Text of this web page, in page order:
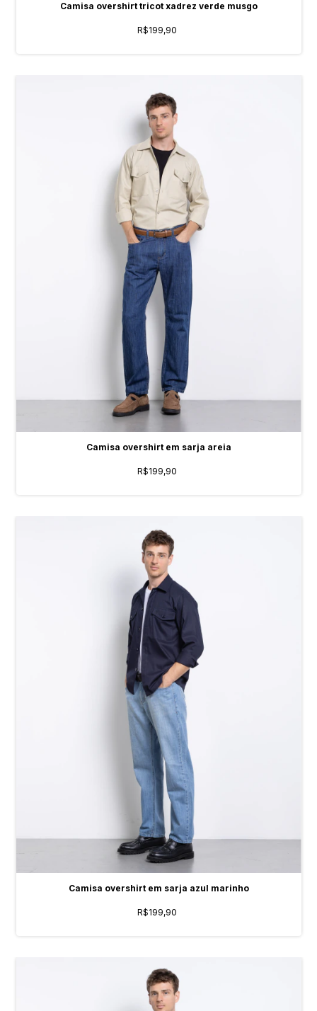
Camisa overshirt tricot xadrez verde musgo
R$199,90
Camisa overshirt em sarja areia
R$199,90
Camisa overshirt em sarja azul marinho
R$199,90